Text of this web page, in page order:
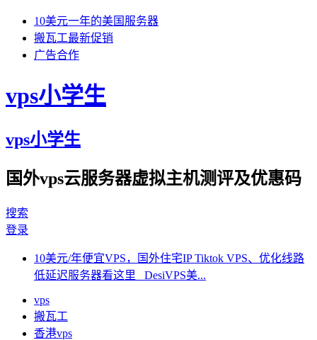
10美元一年的美国服务器
搬瓦工最新促销
广告合作
vps小学生
vps小学生
国外vps云服务器虚拟主机测评及优惠码
搜索
登录
10美元/年便宜VPS，国外住宅IP Tiktok VPS、优化线路
低延迟服务器看这里 DesiVPS美...
vps
搬瓦工
香港vps